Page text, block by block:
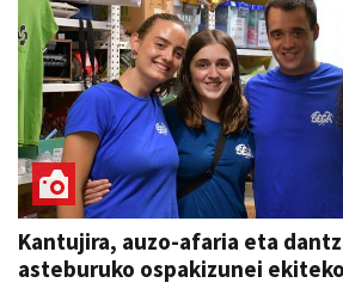
Kantujira, auzo-afaria eta
asteburuko ospakizunei ekiteko